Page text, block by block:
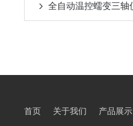
首页 关于我们 产品展示